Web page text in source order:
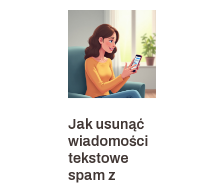
Jak usunąć
wiadomości
tekstowe
spam z